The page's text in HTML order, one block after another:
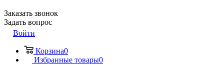
Заказать звонок
Задать вопрос
Войти
Корзина0
Избранные товары0